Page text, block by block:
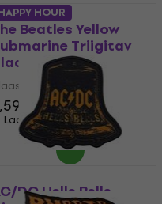
Beatles Yellow
Triigitav
Large
/ märk
€4,19 €
Laos olemas
HOUR
DC Hells Bells